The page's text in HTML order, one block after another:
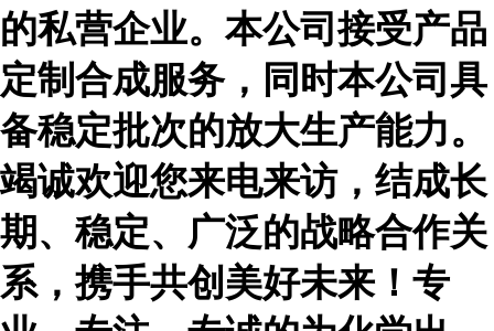
的私营企业。本公司接受产品
定制合成服务，同时本公司具
备稳定批次的放大生产能力。
竭诚欢迎您来电来访，结成长
期、稳定、广泛的战略合作关
系，携手共创美好未来！专